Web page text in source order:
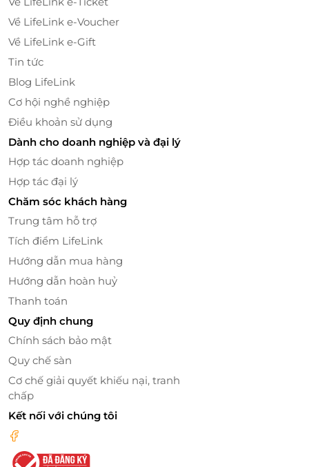
Trong phòng, mọi tiện nghi đều được trang bị đầy
đủ và hiện đại: TV màn hình lớn, minibar cao cấp, két
an toàn, điều hòa thông minh, phòng tắm rộng rãi
với nội thất cao cấp… Tất cả cùng hòa quyện để
mang đến trải nghiệm thoải mái, tiện nghi và sang
trọng.
giữa lòng Sài Gòn
Bay Hotel Hồ Chí Minh được ví như một “ốc đảo yên
bình” giữa trung tâm thành phố sôi động. Tọa lạc tại
vị trí đắc địa, cách
thuận tiện cho mọi hành trình khám phá: từ mua
sắm, ẩm thực đến tham quan văn hóa.
Ngoài ra, khoảng cách chỉ
Tân Sơn Nhất
và nhanh chóng hơn bao giờ hết.
Về LifeLink e-Voucher
Về LifeLink e-Gift
Tin tức
Blog LifeLink
Cơ hội nghề nghiệp
Điều khoản sử dụng
Dành cho doanh nghiệp và đại lý
Hợp tác doanh nghiệp
Hợp tác đại lý
Chăm sóc khách hàng
Trung tâm hỗ trợ
Tích điểm LifeLink
Hướng dẫn mua hàng
Hướng dẫn hoàn huỷ
Thanh toán
Quy định chung
Chính sách bảo mật
Quy chế sàn
Cơ chế giải quyết khiếu nại, tranh
chấp
Kết nối với chúng tôi